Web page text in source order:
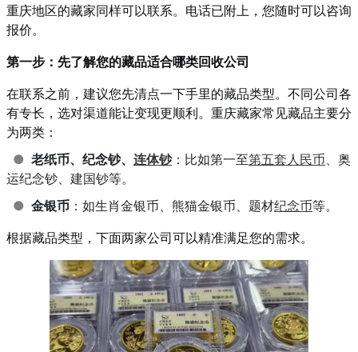
重庆地区的藏家同样可以联系。电话已附上，您随时可以咨询
报价。
第一步：先了解您的藏品适合哪类回收公司
在联系之前，建议您先清点一下手里的藏品类型。不同公司各
有专长，选对渠道能让变现更顺利。重庆藏家常见藏品主要分
为两类：
● 老纸币、纪念钞、 连体钞：比如第一至第五套人民币 、奥
运纪念钞、建国钞等。
● 金银币 ：如生肖金银币、熊猫金银币、题材纪念币等。
根据藏品类型，下面两家公司可以精准满足您的需求。